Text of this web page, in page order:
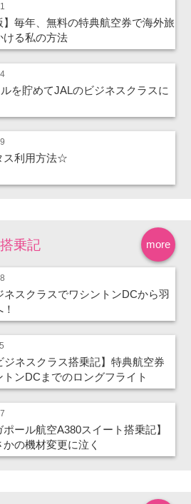
】毎年、無料の特典航空券で海外旅
ける私の方法
を貯めてJALのビジネスクラスに
利用方法☆
more
乗記
ネスクラスでワシントンDCから羽
ジネスクラス搭乗記】特典航空券
トンDCまでのロングフライト
ポール航空A380スイート搭乗記】
かの機材変更に泣く